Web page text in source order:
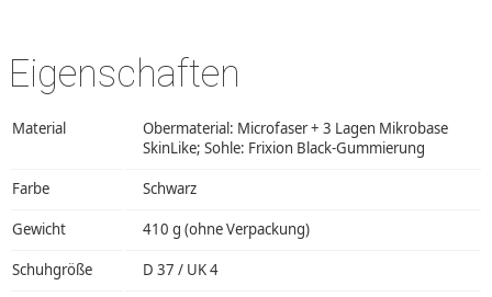
Eigenschaften
Material
Obermaterial: Microfaser + 3 Lagen Mikrobase
SkinLike; Sohle: Frixion Black-Gummierung
Farbe Schwarz
Gewicht 410 g (ohne Verpackung)
Schuhgröße D 37 / UK 4